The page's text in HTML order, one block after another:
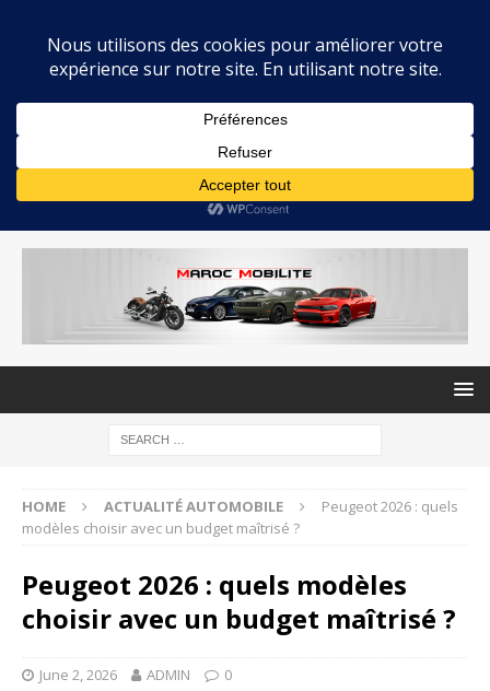
MAROC MOBILITE
INFOS AUTOMOBILE AU MAROC
HOME ACTUALITÉ AUTOMOBILE
Peugeot 2026 : quels
modèles choisir avec un budget maîtrisé ?
Peugeot 2026 : quels modèles
choisir avec un budget maîtrisé ?
June 2, 2026 ADMIN 0